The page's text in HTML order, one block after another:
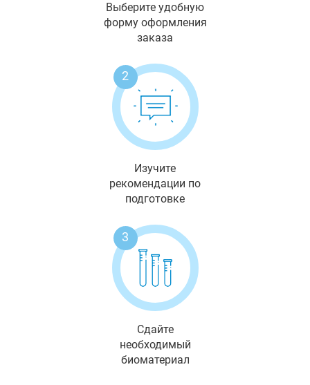
Выберите удобную
форму оформления
заказа
2
Изучите
рекомендации по
подготовке
3
Сдайте
необходимый
биоматериал